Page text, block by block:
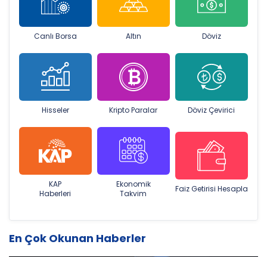
Canlı Borsa Altın Döviz
Hisseler Kripto Paralar Döviz Çevirici
KAP
Haberleri
Ekonomik
Takvim
Faiz Getirisi Hesapla
En Çok Okunan Haberler